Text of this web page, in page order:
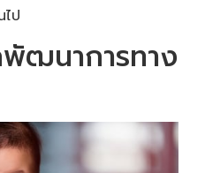
ป
ฒนาการทาง